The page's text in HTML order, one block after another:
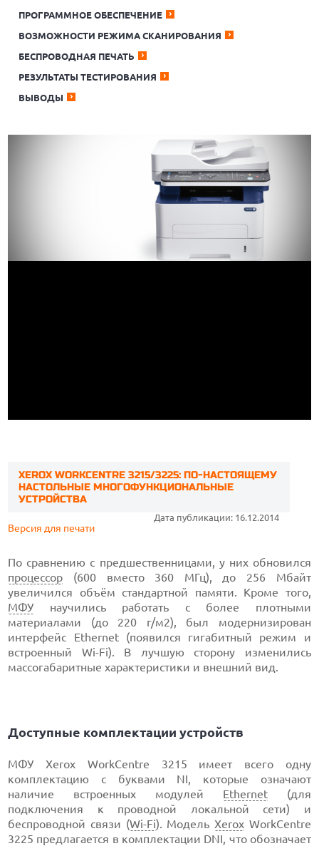
ПРОГРАММНОЕ ОБЕСПЕЧЕНИЕ
ВОЗМОЖНОСТИ РЕЖИМА СКАНИРОВАНИЯ
БЕСПРОВОДНАЯ ПЕЧАТЬ
РЕЗУЛЬТАТЫ ТЕСТИРОВАНИЯ
ВЫВОДЫ
XEROX WORKCENTRE 3215/3225: ПО-НАСТОЯЩЕМУ
НАСТОЛЬНЫЕ МНОГОФУНКЦИОНАЛЬНЫЕ
УСТРОЙСТВА
Дата публикации: 16.12.2014
Версия для печати
По сравнению с предшественницами, у них обновился
процессор (600 вместо 360 МГц), до 256 Мбайт
увеличился объём стандартной памяти. Кроме того,
МФУ научились работать с более плотными
материалами (до 220 г/м2), был модернизирован
интерфейс Ethernet (появился гигабитный режим и
встроенный Wi-Fi). В лучшую сторону изменились
массогабаритные характеристики и внешний вид.
Доступные комплектации устройств
МФУ Xerox WorkCentre 3215 имеет всего одну
комплектацию с буквами NI, которые означают
наличие встроенных модулей Ethernet(для
подключения к проводной локальной сети) и
беспроводной связи (Wi-Fi). МодельXerox WorkCentre
3225 предлагается в комплектации DNI, что обозначает